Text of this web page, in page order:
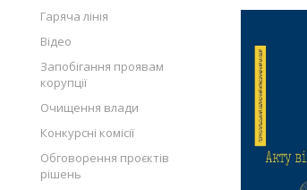
Гаряча лінія
Відео
Запобігання проявам
корупції
Очищення влади
Конкурсні комісії
Обговорення проєктів
рішень